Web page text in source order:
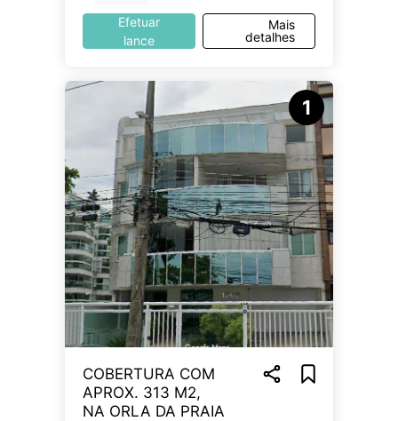
Efetuar
lance
Mais
detalhes
1
COBERTURA COM
APROX. 313 M2,
NA ORLA DA PRAIA